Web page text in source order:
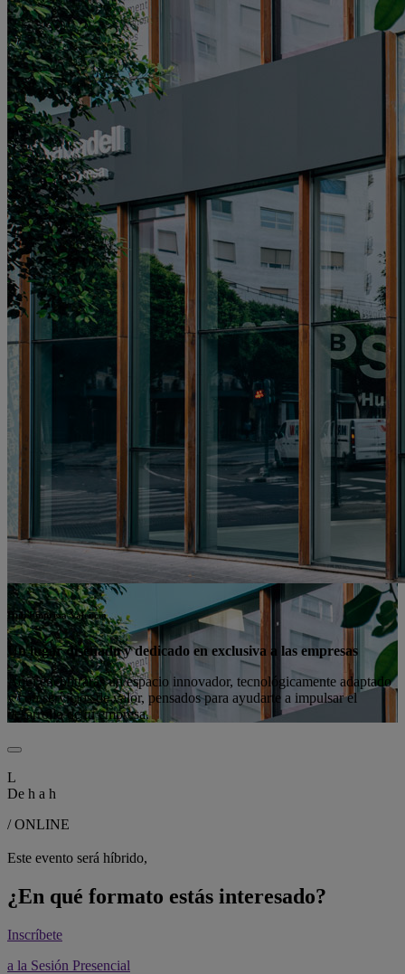
Hub Empresa Valencia
Un lugar diseñado y dedicado en exclusiva a las empresas
Aquí encontrarás un espacio innovador, tecnológicamente adaptado
y con servicios de valor, pensados para ayudarte a impulsar el
desarrollo de tu empresa.
L
De h a h
/ ONLINE
Este evento será híbrido,
¿En qué formato estás interesado?
Inscríbete
a la Sesión Presencial